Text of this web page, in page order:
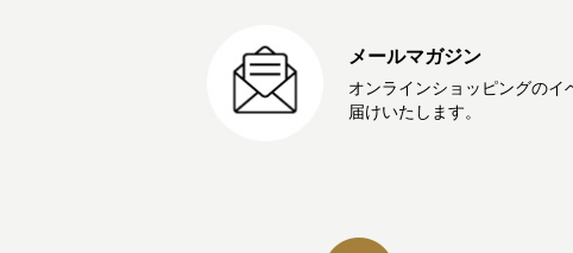
メールマガジン
オンラインショッピングのイ
届けいたします。